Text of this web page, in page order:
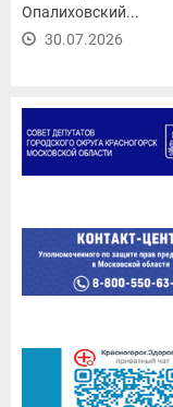
Опалиховский...
30.07.2026